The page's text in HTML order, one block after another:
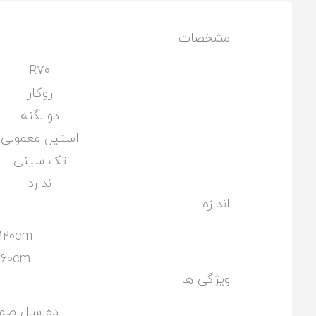
مشخصات
R70
روکار
دو لگنه
استیل معمولی
تک سینی
ندارد
اندازه
120cm
60cm
ویژگی ها
ده سال